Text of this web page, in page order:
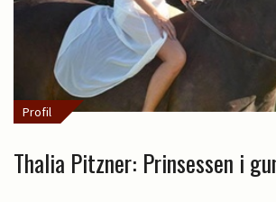
Profil
Thalia Pitzner: Prinsessen i